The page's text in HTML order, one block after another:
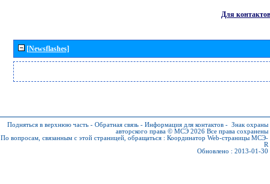
Для контактов
[Newsflashes]
Подняться в верхнюю часть - Обратная связь - Информация для контактов - Знак охраны
авторского права © МСЭ 2026 Все права сохранены
По вопросам, связанным с этой страницей, обращаться : Координатор Web-страницы МСЭ-
R
Обновлено : 2013-01-30